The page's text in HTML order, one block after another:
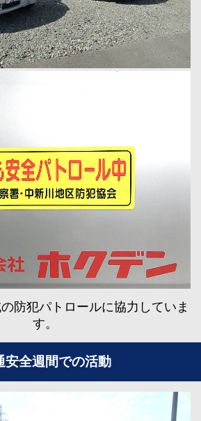
防犯パトロールに協力していま
す。
安全週間での活動